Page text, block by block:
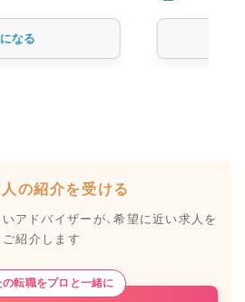
なる
の紹介を受ける
アドバイザーが、希望に近い求人を
ご紹介します
の転職をプロと一緒に